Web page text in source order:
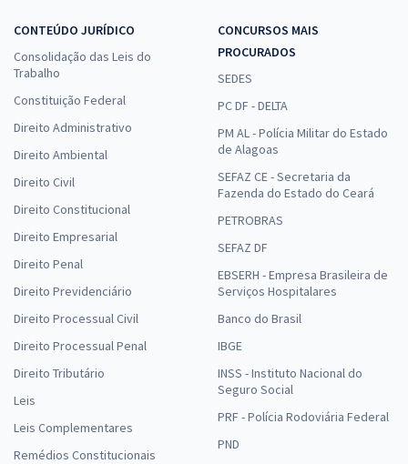
CONTEÚDO JURÍDICO
Consolidação das Leis do
Trabalho
Constituição Federal
Direito Administrativo
Direito Ambiental
Direito Civil
Direito Constitucional
Direito Empresarial
Direito Penal
Direito Previdenciário
Direito Processual Civil
Direito Processual Penal
Direito Tributário
Leis
Leis Complementares
Remédios Constitucionais
CONCURSOS MAIS
PROCURADOS
SEDES
PC DF - DELTA
PM AL - Polícia Militar do Estado
de Alagoas
SEFAZ CE - Secretaria da
Fazenda do Estado do Ceará
PETROBRAS
SEFAZ DF
EBSERH - Empresa Brasileira de
Serviços Hospitalares
Banco do Brasil
IBGE
INSS - Instituto Nacional do
Seguro Social
PRF - Polícia Rodoviária Federal
PND